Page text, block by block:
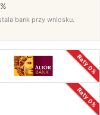
bank przy wniosku.
Raty 0%
Raty 0%